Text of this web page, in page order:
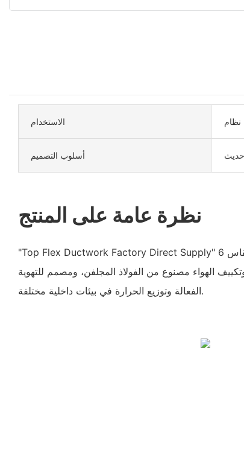
الاستخدام
أسلوب التصميم حديث
نظرة عامة على المنتج
"Top Flex Ductwork Factory Direct Supply" عبارة عن مجرى هواء عالي الجودة مقاس 6
الهواء مصنوع من الفولاذ المجلفن، ومصمم للتهوية
الفعالة وتوزيع الحرارة في بيئات داخلية مختلفة.